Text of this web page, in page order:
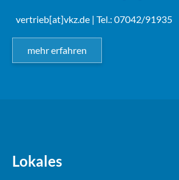
vertrieb[at]vkz.de | Tel.: 07042/91935
mehr erfahren
Lokales